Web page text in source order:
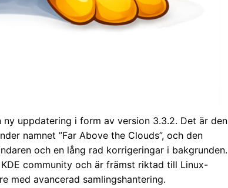
uppdatering i form av version 3.3.2. Det är den
namnet ”Far Above the Clouds”, och den
och en lång rad korrigeringar i bakgrunden.
community och är främst riktad till Linux-
med avancerad samlingshantering.